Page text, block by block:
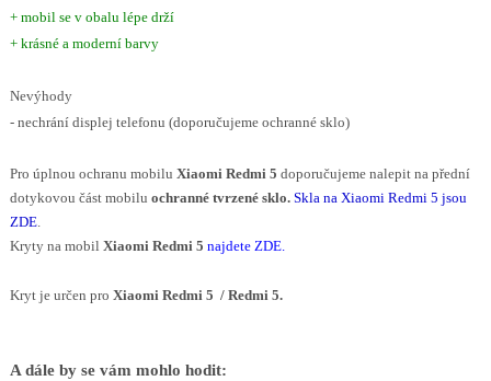
+ mobil se v obalu lépe drží
+ krásné a moderní barvy
Nevýhody
- nechrání displej telefonu (doporučujeme ochranné sklo)
Pro úplnou ochranu mobilu Xiaomi Redmi 5 doporučujeme nalepit na přední
dotykovou část mobilu ochranné tvrzené sklo. Skla na Xiaomi Redmi 5 jsou
ZDE.
Kryty na mobil Xiaomi Redmi 5 najdete ZDE.
Kryt je určen pro Xiaomi Redmi 5 / Redmi 5.
A dále by se vám mohlo hodit: